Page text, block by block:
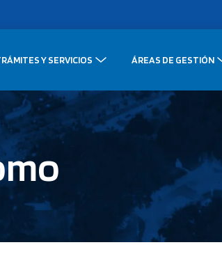
Y SERVICIOS ÁREAS DE GESTIÓN